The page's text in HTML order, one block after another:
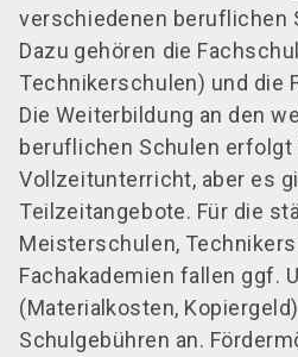
verschiedenen beruflichen
Dazu gehören die
Technikerschulen) und die
Die Weiterbildung an den
beruflichen Schulen erfolgt
Vollzeitunterricht, aber es
Teilzeitangebote. Für die
Meisterschulen,
Fachakademien fallen ggf.
(Materialkosten,
Schulgebühren an.